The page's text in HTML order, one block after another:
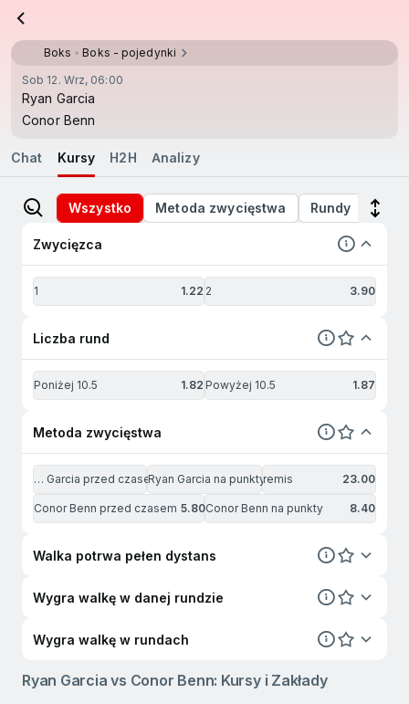
Boks
Boks - pojedynki
Sob 12. Wrz, 06:00
Ryan Garcia
Conor Benn
Chat Kursy H2H Analizy
Wszystko Metoda zwycięstwa Rundy
Zwycięzca
1 1.22 2 3.90
Liczba rund
Poniżej 10.5 1.82 Powyżej 10.5 1.87
Metoda zwycięstwa
… Garcia przed czasem 2.02
Ryan Garcia na punkty 2.82
remis 23.00
Conor Benn przed czasem 5.80Conor Benn na punkty 8.40
Walka potrwa pełen dystans
Wygra walkę w danej rundzie
Wygra walkę w rundach
Ryan Garcia vs Conor Benn: Kursy i Zakłady